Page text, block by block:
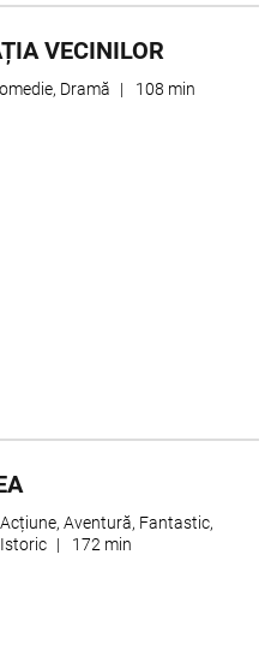
VECINILOR
Dramă | 108 min
Acțiune, Aventură, Fantastic,
Istoric | 172 min